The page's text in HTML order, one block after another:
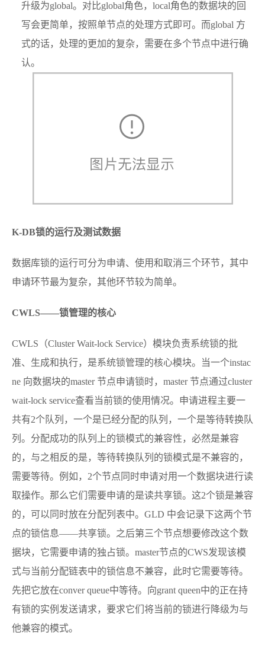
升级为global。对比global角色，local角色的数据块的回
写会更简单，按照单节点的处理方式即可。而global 方
式的话，处理的更加的复杂，需要在多个节点中进行确
认。
K-DB锁的运行及测试数据
数据库锁的运行可分为申请、使用和取消三个环节，其中
申请环节最为复杂，其他环节较为简单。
CWLS——锁管理的核心
CWLS（Cluster Wait-lock Service）模块负责系统锁的批
准、生成和执行，是系统锁管理的核心模块。当一个instac
ne 向数据块的master 节点申请锁时，master 节点通过cluster
wait-lock service查看当前锁的使用情况。申请进程主要一
共有2个队列，一个是已经分配的队列，一个是等待转换队
列。分配成功的队列上的锁模式的兼容性，必然是兼容
的，与之相反的是，等待转换队列的锁模式是不兼容的，
需要等待。例如，2个节点同时申请对用一个数据块进行读
取操作。那么它们需要申请的是读共享锁。这2个锁是兼容
的，可以同时放在分配列表中。GLD 中会记录下这两个节
点的锁信息——共享锁。之后第三个节点想要修改这个数
据块，它需要申请的独占锁。master节点的CWS发现该模
式与当前分配链表中的锁信息不兼容，此时它需要等待。
先把它放在conver queue中等待。向grant queen中的正在持
有锁的实例发送请求，要求它们将当前的锁进行降级为与
他兼容的模式。